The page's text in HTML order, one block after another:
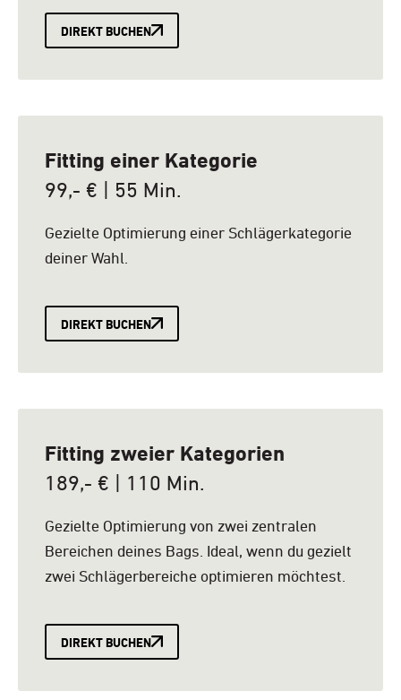
DIREKT BUCHEN
Fitting einer Kategorie
99,- € | 55 Min.
Gezielte Optimierung einer Schlägerkategorie
deiner Wahl.
DIREKT BUCHEN
Fitting zweier Kategorien
189,- € | 110 Min.
Gezielte Optimierung von zwei zentralen
Bereichen deines Bags. Ideal, wenn du gezielt
zwei Schlägerbereiche optimieren möchtest.
DIREKT BUCHEN